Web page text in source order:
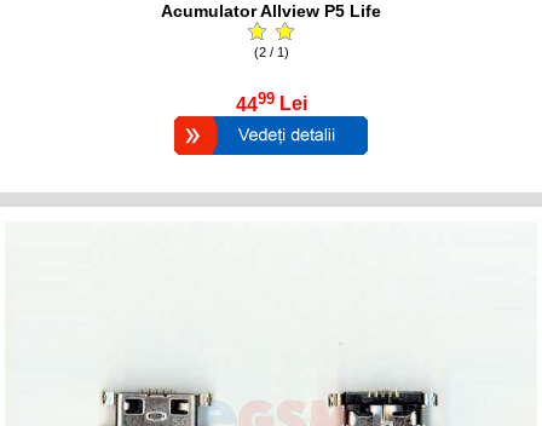
Acumulator Allview P5 Life
(2 / 1)
4499 Lei